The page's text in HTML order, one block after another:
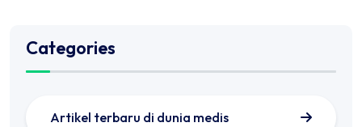
Categories
Artikel terbaru di dunia medis